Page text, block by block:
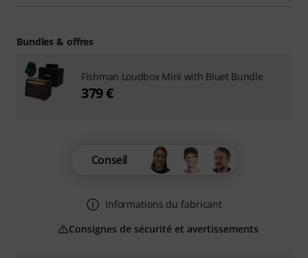
Conseil
Informations du fabricant
Consignes de sécurité et avertissements
Bundles & offres
Fishman Loudbox Mini with Bluet Bundle
379 €